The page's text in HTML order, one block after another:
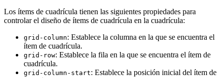
Los ítems de cuadrícula tienen las siguientes propiedades para
controlar el diseño de ítems de cuadrícula en la cuadrícula:
grid-column: Establece la columna en la que se encuentra el
ítem de cuadrícula.
grid-row: Establece la fila en la que se encuentra el ítem de
cuadrícula.
grid-column-start: Establece la posición inicial del ítem de